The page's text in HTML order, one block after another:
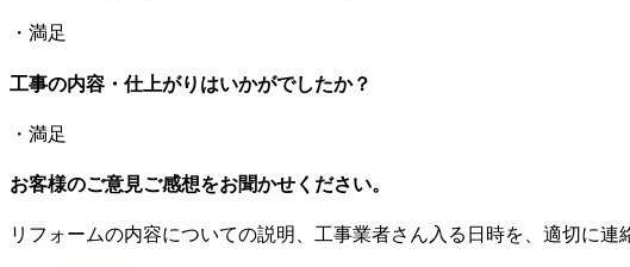
・満足
工事の内容・仕上がりはいかがでしたか？
・満足
お客様のご意見ご感想をお聞かせください。
リフォームの内容についての説明、工事業者さん入る日時を、適切に